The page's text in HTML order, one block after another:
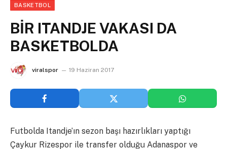
BASKETBOL
BİR ITANDJE VAKASI DA
BASKETBOLDA
viralspor 19 Haziran 2017
Futbolda Itandje’ın sezon başı hazırlıkları yaptığı
Çaykur Rizespor ile transfer olduğu Adanaspor ve